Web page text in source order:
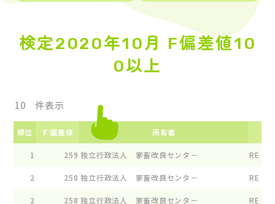
検定2020年10月 F偏差値10
0以上
件表示
順位 Ｆ偏差値 所有者
1 259 独立行政法人 家畜改良センタ－ RE ﾙ-
2 258 独立行政法人 家畜改良センタ－ RE ﾙ-
2 258 独立行政法人 家畜改良センタ－ RE ｱﾝ